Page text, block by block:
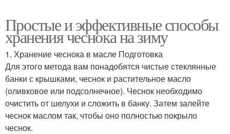
Простые и эффективные способы
хранения чеснока на зиму
1. Хранение чеснока в масле Подготовка
Для этого метода вам понадобятся чистые стеклянные
банки с крышками, чеснок и растительное масло
(оливковое или подсолнечное). Чеснок необходимо
очистить от шелухи и сложить в банку. Затем залейте
чеснок маслом так, чтобы оно полностью покрыло
чеснок.